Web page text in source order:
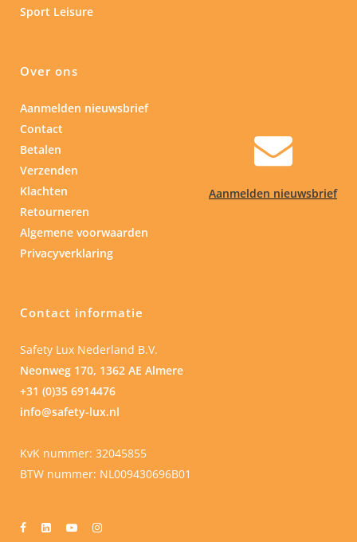
Aanmelden nieuwsbrief
Sport Leisure
Over ons
Aanmelden nieuwsbrief
Contact
Betalen
Verzenden
Klachten
Retourneren
Algemene voorwaarden
Privacyverklaring
Contact informatie
Safety Lux Nederland B.V.
Neonweg 170, 1362 AE Almere
+31 (0)35 6914476
info@safety-lux.nl
KvK nummer: 32045855
BTW nummer: NL009430696B01